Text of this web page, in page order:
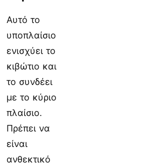
Αυτό το
υποπλαίσιο
ενισχύει το
κιβώτιο και
το συνδέει
με το κύριο
πλαίσιο.
Πρέπει να
είναι
ανθεκτικό